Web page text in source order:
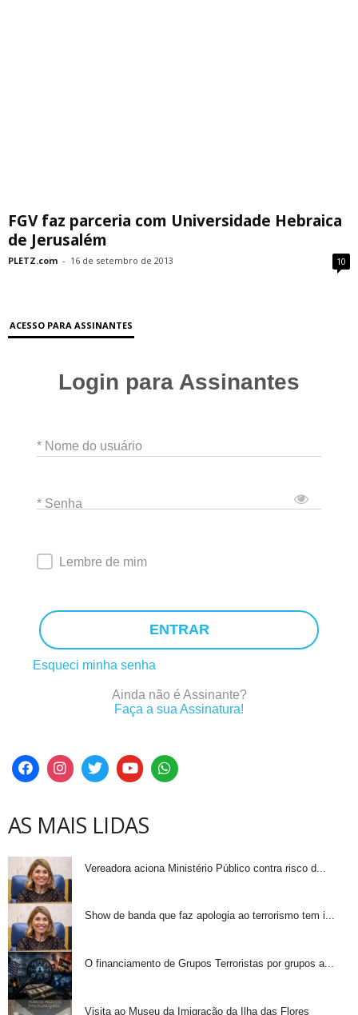
FGV faz parceria com Universidade Hebraica
de Jerusalém
PLETZ.com - 16 de setembro de 2013 10
ACESSO PARA ASSINANTES
Login para Assinantes
* Nome do usuário
* Senha
Lembre de mim
ENTRAR
Esqueci minha senha
Ainda não é Assinante?
Faça a sua Assinatura!
AS MAIS LIDAS
Vereadora aciona Ministério Público contra risco d...
Show de banda que faz apologia ao terrorismo tem i...
O financiamento de Grupos Terroristas por grupos a...
Visita ao Museu da Imigração da Ilha das Flores